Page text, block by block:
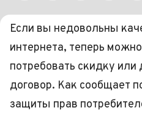
Если вы недовольны
интернета, теперь
потребовать скидку или
договор. Как сообщает
защиты прав